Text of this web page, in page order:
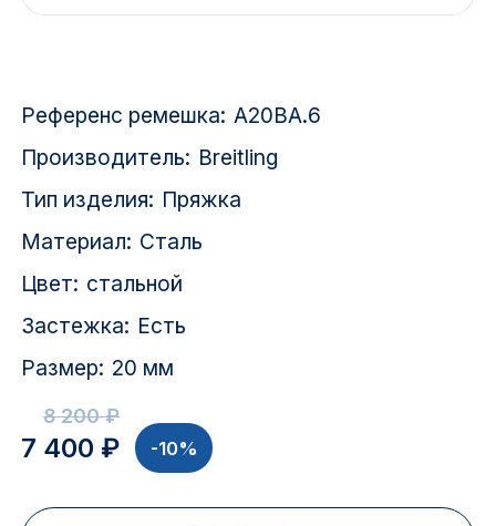
1 Мая
2717 км
2-я Смирновка
4-й Участок
52127 городок
Референс ремешка: A20BA.6
Производитель: Breitling
Тип изделия: Пряжка
Материал: Сталь
Цвет: стальной
Застежка: Есть
Размер: 20 мм
7 400 ₽
8 200 ₽
-10%